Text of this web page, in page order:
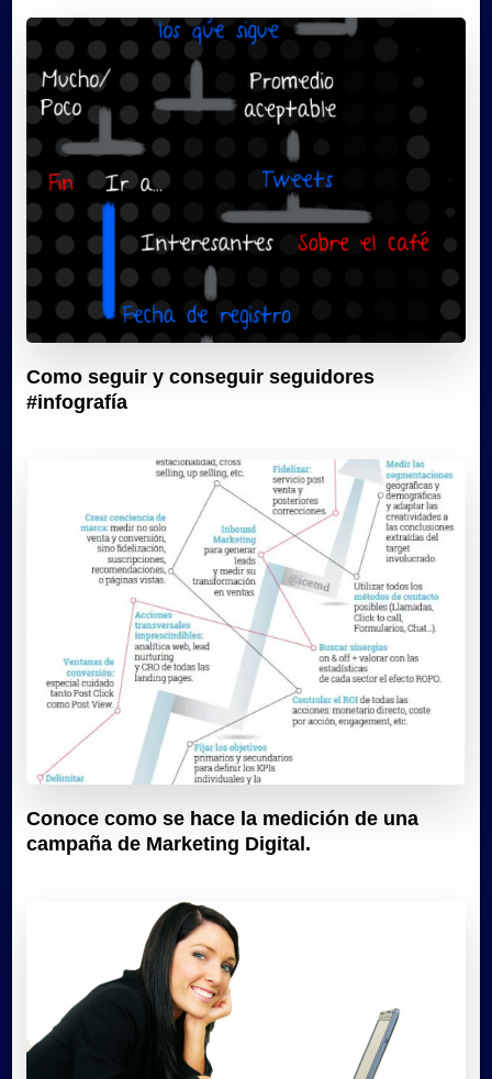
Como seguir y conseguir seguidores
#infografía
Conoce como se hace la medición de una
campaña de Marketing Digital.